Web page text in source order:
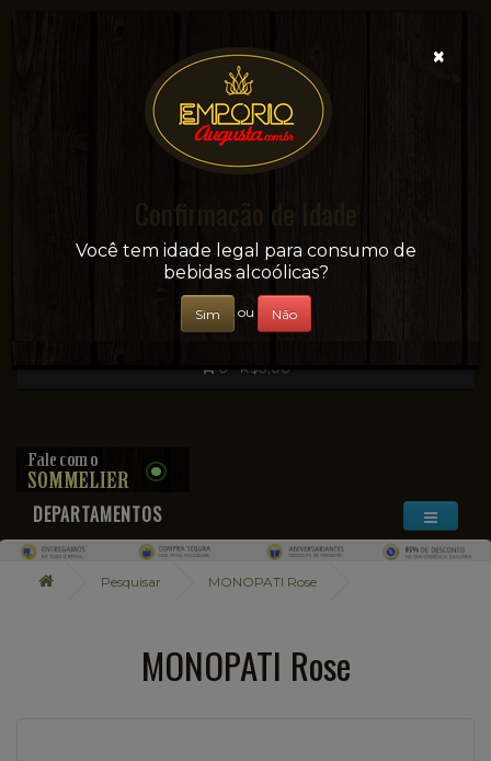
Sua conveniência e adega on-line!
0 - R$0,00
DEPARTAMENTOS
Pesquisar MONOPATI Rose
MONOPATI Rose
×
Confirmação de Idade
Você tem idade legal para consumo de
bebidas alcoólicas?
Sim ou Não